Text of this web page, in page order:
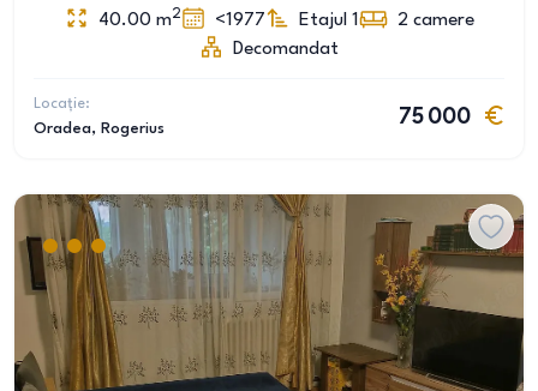
40.00 m2 <1977 Etajul 1 2 camere
Decomandat
Locație:
Oradea, Rogerius
75 000